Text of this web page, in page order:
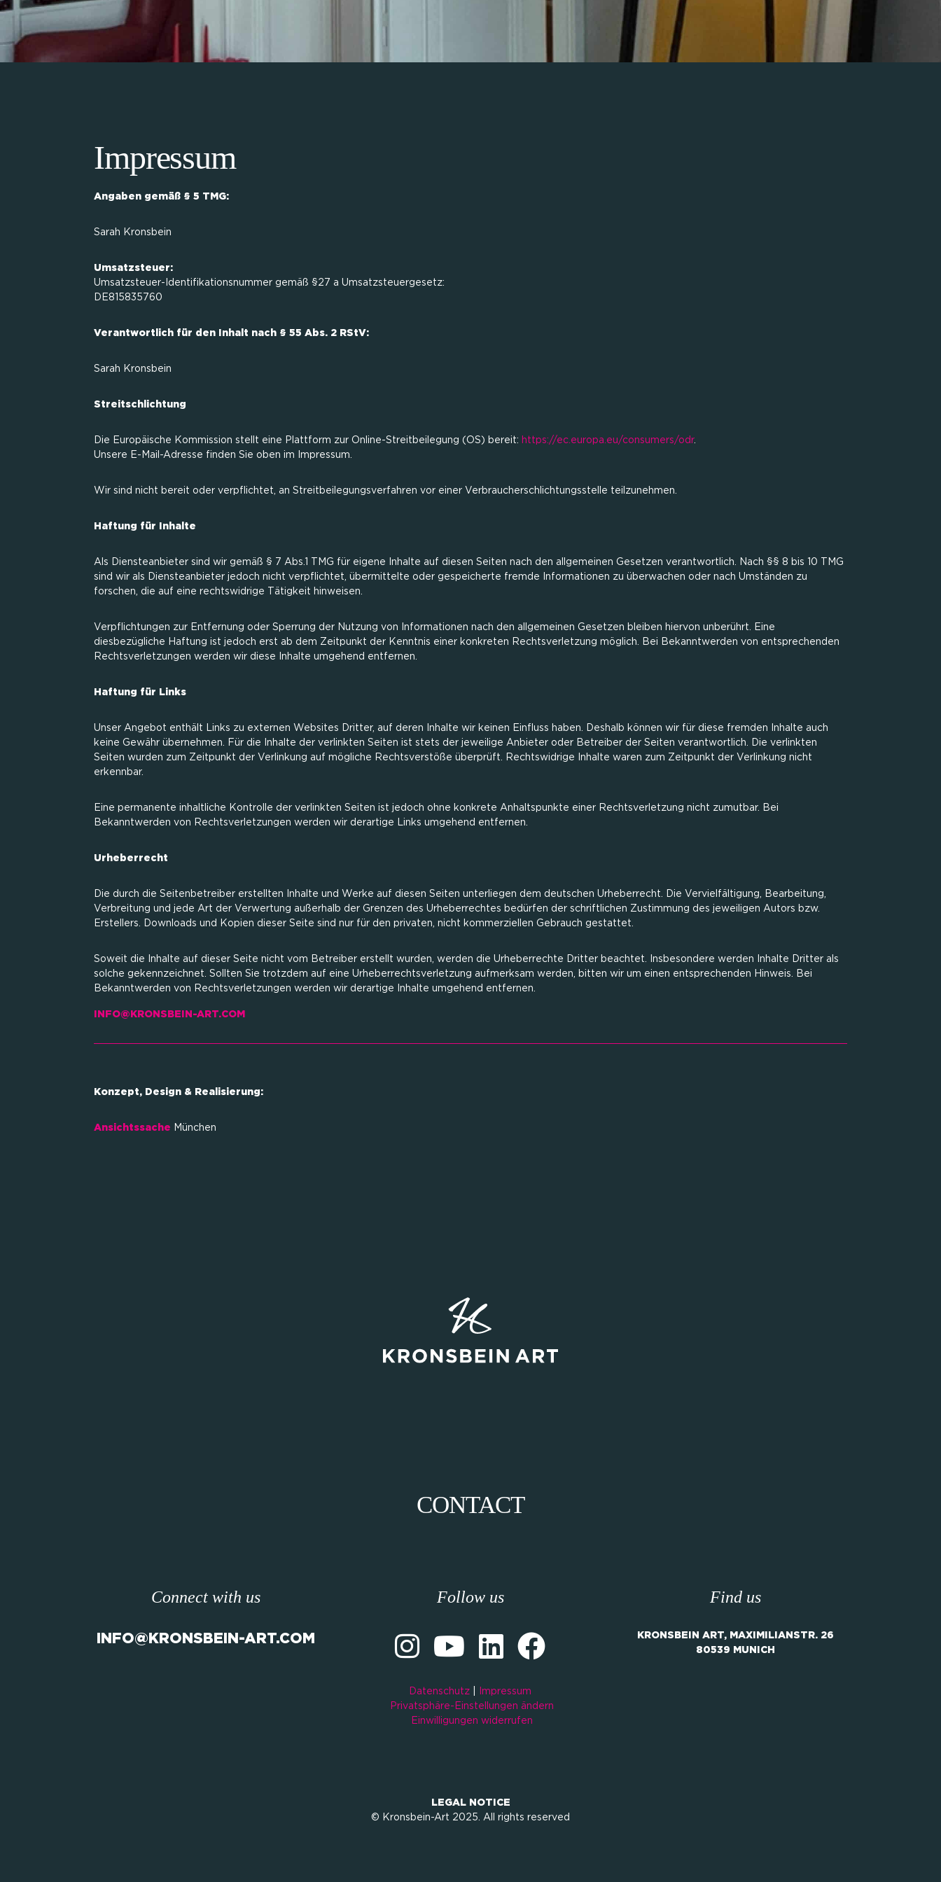
Impressum
Angaben gemäß § 5 TMG:
Sarah Kronsbein
Umsatzsteuer:
Umsatzsteuer-Identifikationsnummer gemäß §27 a Umsatzsteuergesetz:
DE815835760
Verantwortlich für den Inhalt nach § 55 Abs. 2 RStV:
Sarah Kronsbein
Streitschlichtung
Die Europäische Kommission stellt eine Plattform zur Online-Streitbeilegung (OS) bereit: https://ec.europa.eu/consumers/odr.
Unsere E-Mail-Adresse finden Sie oben im Impressum.
Wir sind nicht bereit oder verpflichtet, an Streitbeilegungsverfahren vor einer Verbraucherschlichtungsstelle teilzunehmen.
Haftung für Inhalte
Als Diensteanbieter sind wir gemäß § 7 Abs.1 TMG für eigene Inhalte auf diesen Seiten nach den allgemeinen Gesetzen verantwortlich. Nach §§ 8 bis 10 TMG
sind wir als Diensteanbieter jedoch nicht verpflichtet, übermittelte oder gespeicherte fremde Informationen zu überwachen oder nach Umständen zu
forschen, die auf eine rechtswidrige Tätigkeit hinweisen.
Verpflichtungen zur Entfernung oder Sperrung der Nutzung von Informationen nach den allgemeinen Gesetzen bleiben hiervon unberührt. Eine
diesbezügliche Haftung ist jedoch erst ab dem Zeitpunkt der Kenntnis einer konkreten Rechtsverletzung möglich. Bei Bekanntwerden von entsprechenden
Rechtsverletzungen werden wir diese Inhalte umgehend entfernen.
Haftung für Links
Unser Angebot enthält Links zu externen Websites Dritter, auf deren Inhalte wir keinen Einfluss haben. Deshalb können wir für diese fremden Inhalte auch
keine Gewähr übernehmen. Für die Inhalte der verlinkten Seiten ist stets der jeweilige Anbieter oder Betreiber der Seiten verantwortlich. Die verlinkten
Seiten wurden zum Zeitpunkt der Verlinkung auf mögliche Rechtsverstöße überprüft. Rechtswidrige Inhalte waren zum Zeitpunkt der Verlinkung nicht
erkennbar.
Eine permanente inhaltliche Kontrolle der verlinkten Seiten ist jedoch ohne konkrete Anhaltspunkte einer Rechtsverletzung nicht zumutbar. Bei
Bekanntwerden von Rechtsverletzungen werden wir derartige Links umgehend entfernen.
Urheberrecht
Die durch die Seitenbetreiber erstellten Inhalte und Werke auf diesen Seiten unterliegen dem deutschen Urheberrecht. Die Vervielfältigung, Bearbeitung,
Verbreitung und jede Art der Verwertung außerhalb der Grenzen des Urheberrechtes bedürfen der schriftlichen Zustimmung des jeweiligen Autors bzw.
Erstellers. Downloads und Kopien dieser Seite sind nur für den privaten, nicht kommerziellen Gebrauch gestattet.
Soweit die Inhalte auf dieser Seite nicht vom Betreiber erstellt wurden, werden die Urheberrechte Dritter beachtet. Insbesondere werden Inhalte Dritter als
solche gekennzeichnet. Sollten Sie trotzdem auf eine Urheberrechtsverletzung aufmerksam werden, bitten wir um einen entsprechenden Hinweis. Bei
Bekanntwerden von Rechtsverletzungen werden wir derartige Inhalte umgehend entfernen.
INFO@KRONSBEIN-ART.COM
Konzept, Design & Realisierung:
Ansichtssache München
CONTACT
Connect with us
INFO@KRONSBEIN-ART.COM
Follow us
Datenschutz
Impressum
Privatsphäre-Einstellungen ändern
Einwilligungen widerrufen
Find us
KRONSBEIN ART, MAXIMILIANSTR. 26
80539 MUNICH
LEGAL NOTICE
© Kronsbein-Art 2025. All rights reserved